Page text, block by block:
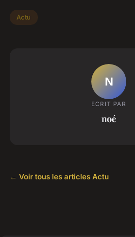
Actu
N
ECRIT PAR
noé
← Voir tous les articles Actu